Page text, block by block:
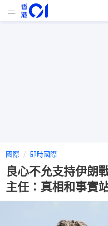
國際 即時國際
良心不允支持伊朗
主任：真相和事實